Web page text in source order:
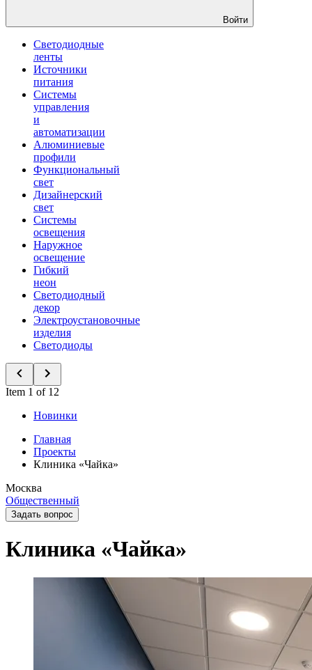
Войти
Светодиодные
ленты
Источники
питания
Системы
управления
и
автоматизации
Алюминиевые
профили
Функциональный
свет
Дизайнерский
свет
Системы
освещения
Наружное
освещение
Гибкий
неон
Светодиодный
декор
Электроустановочные
изделия
Светодиоды
Item 1 of 12
Новинки
Главная
Проекты
Клиника «Чайка»
Москва
Общественный
Задать вопрос
Клиника «Чайка»